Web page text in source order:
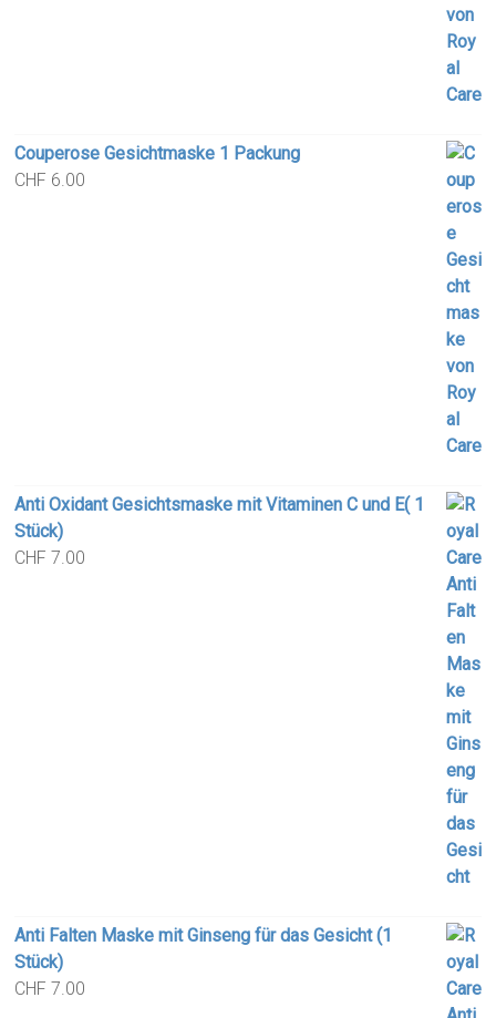
Couperose Gesichtmaske 1 Packung
CHF 6.00
Anti Oxidant Gesichtsmaske mit Vitaminen C und E( 1
Stück)
CHF 7.00
Anti Falten Maske mit Ginseng für das Gesicht (1
Stück)
CHF 7.00